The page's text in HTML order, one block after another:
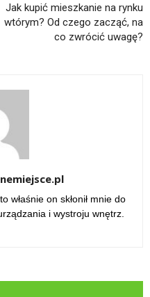
Jak kupić mieszkanie na rynku
wtórym? Od czego zacząć, na
co zwrócić uwagę?
właśnie on skłonił mnie do
i wystroju wnętrz.